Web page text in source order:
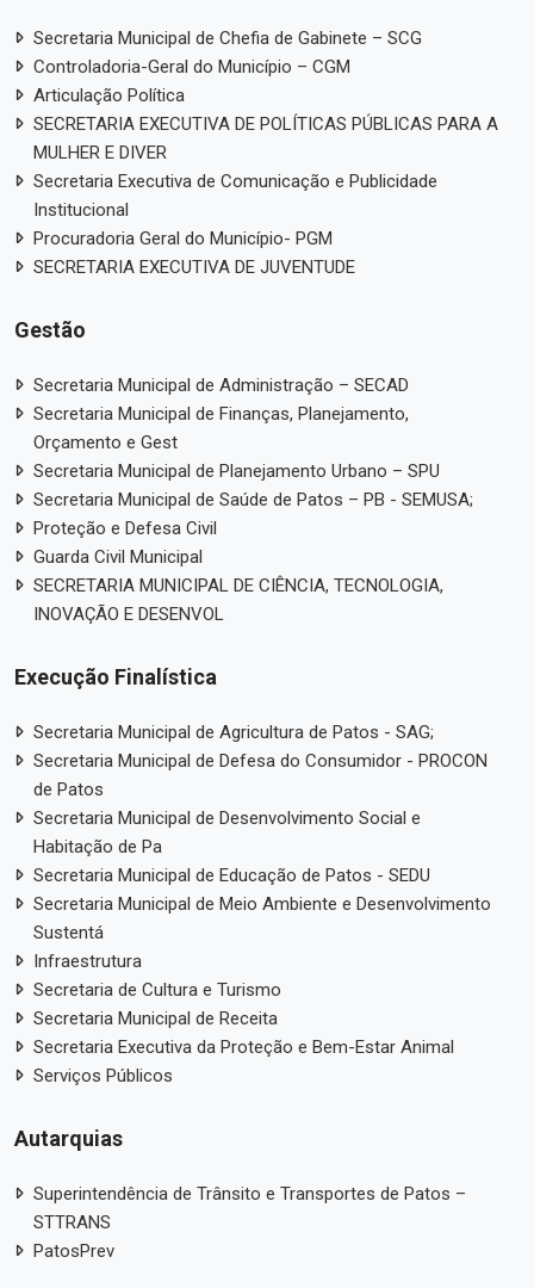
Secretaria Municipal de Chefia de Gabinete – SCG
Controladoria-Geral do Município – CGM
Articulação Política
SECRETARIA EXECUTIVA DE POLÍTICAS PÚBLICAS PARA A
MULHER E DIVER
Secretaria Executiva de Comunicação e Publicidade
Institucional
Procuradoria Geral do Município- PGM
SECRETARIA EXECUTIVA DE JUVENTUDE
Gestão
Secretaria Municipal de Administração – SECAD
Secretaria Municipal de Finanças, Planejamento,
Orçamento e Gest
Secretaria Municipal de Planejamento Urbano – SPU
Secretaria Municipal de Saúde de Patos – PB - SEMUSA;
Proteção e Defesa Civil
Guarda Civil Municipal
SECRETARIA MUNICIPAL DE CIÊNCIA, TECNOLOGIA,
INOVAÇÃO E DESENVOL
Execução Finalística
Secretaria Municipal de Agricultura de Patos - SAG;
Secretaria Municipal de Defesa do Consumidor - PROCON
de Patos
Secretaria Municipal de Desenvolvimento Social e
Habitação de Pa
Secretaria Municipal de Educação de Patos - SEDU
Secretaria Municipal de Meio Ambiente e Desenvolvimento
Sustentá
Infraestrutura
Secretaria de Cultura e Turismo
Secretaria Municipal de Receita
Secretaria Executiva da Proteção e Bem-Estar Animal
Serviços Públicos
Autarquias
Superintendência de Trânsito e Transportes de Patos –
STTRANS
PatosPrev